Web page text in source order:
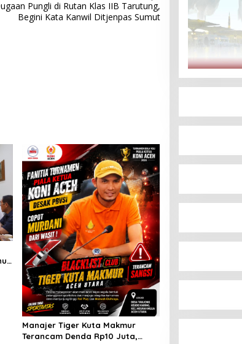
Pungli di Rutan Klas IIB Tarutung,
Begini Kata Kanwil Ditjenpas Sumut
Manajer Tiger Kuta Makmur
Terancam Denda Rp10 Juta,